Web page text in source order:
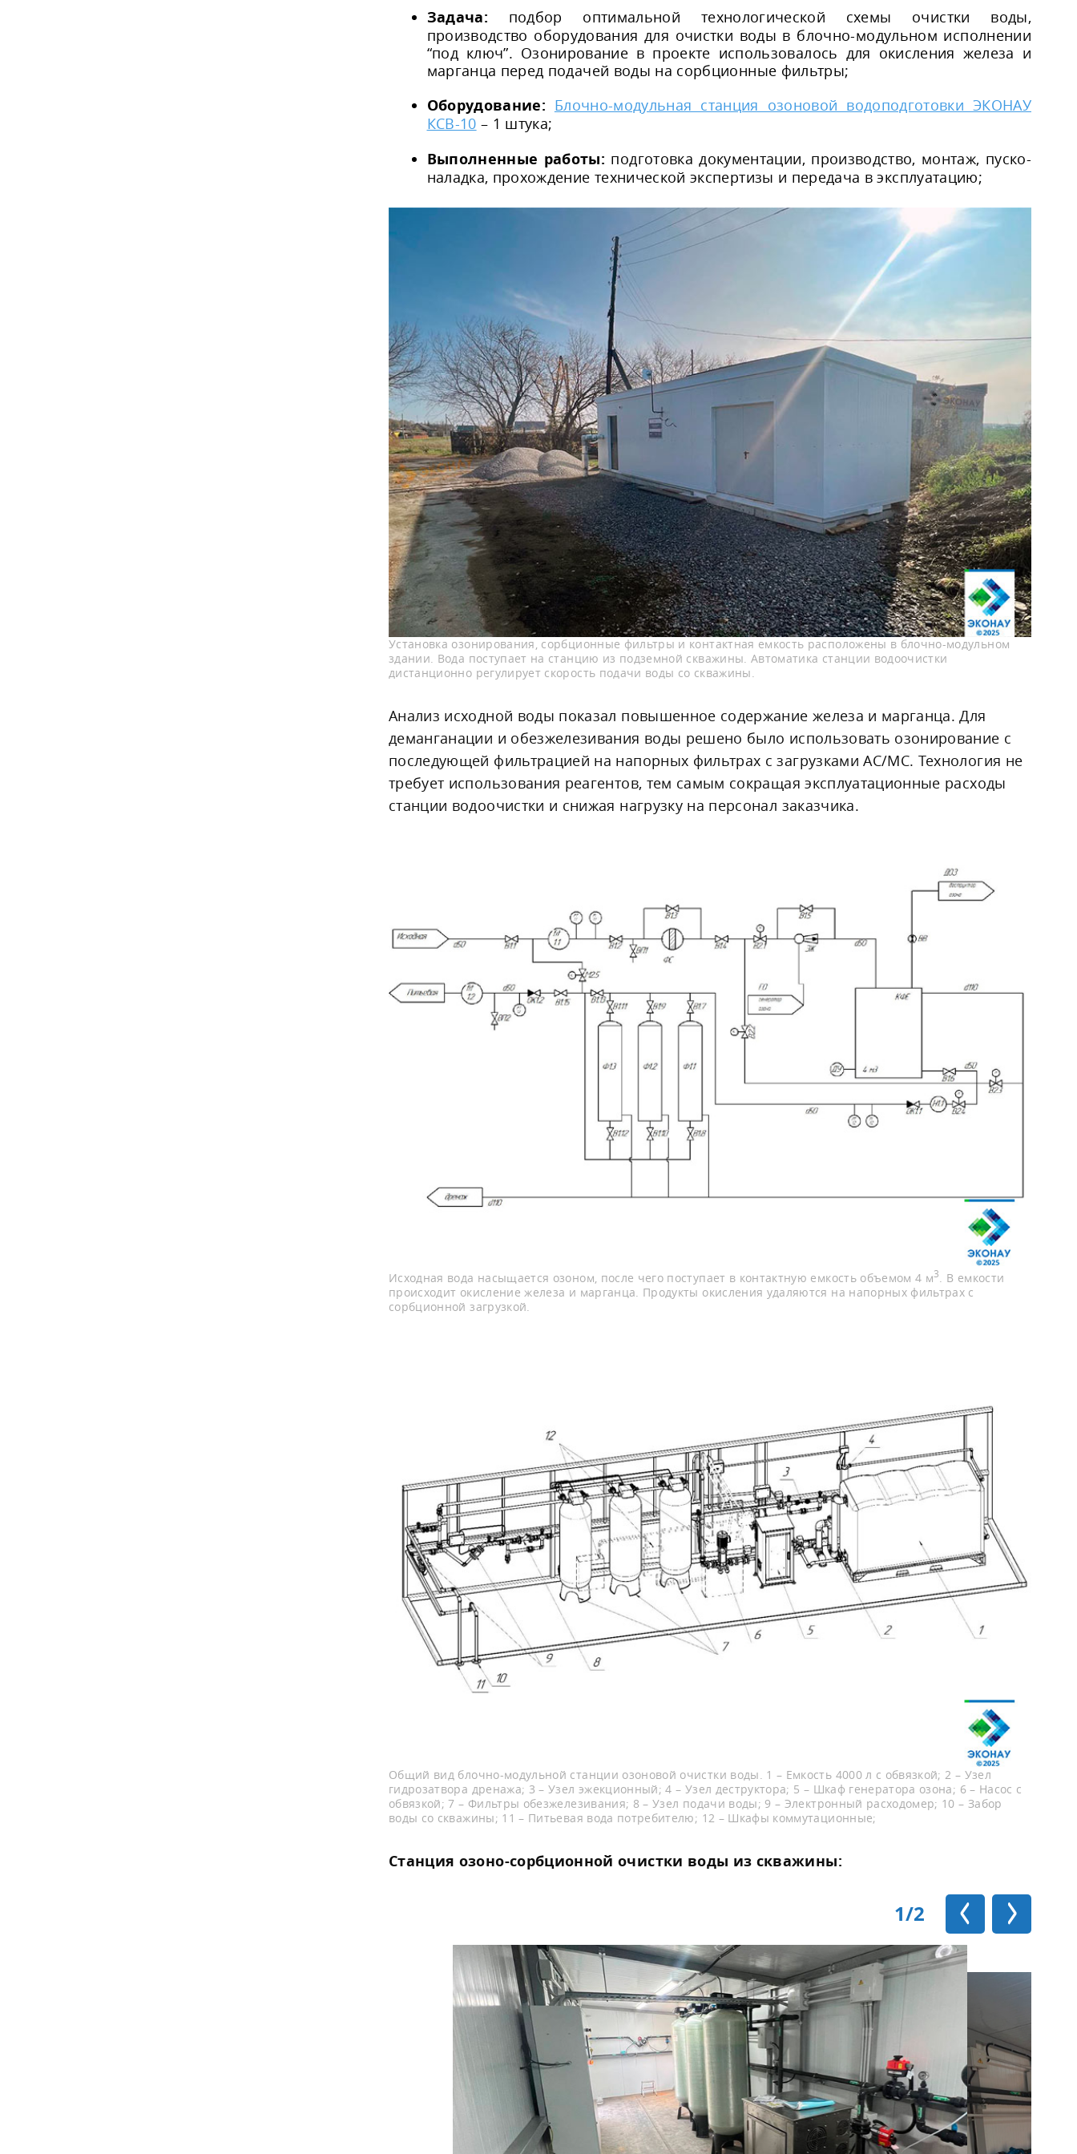
Задача: подбор оптимальной технологической схемы очистки воды,
производство оборудования для очистки воды в блочно-модульном исполнении
“под ключ”. Озонирование в проекте использовалось для окисления железа и
марганца перед подачей воды на сорбционные фильтры;
Оборудование: Блочно-модульная станция озоновой водоподготовки ЭКОНАУ
КСВ-10 – 1 штука;
Выполненные работы: подготовка документации, производство, монтаж, пуско-
наладка, прохождение технической экспертизы и передача в эксплуатацию;
Установка озонирования, сорбционные фильтры и контактная емкость расположены в блочно-модульном
здании. Вода поступает на станцию из подземной скважины. Автоматика станции водоочистки
дистанционно регулирует скорость подачи воды со скважины.
Анализ исходной воды показал повышенное содержание железа и марганца. Для
деманганации и обезжелезивания воды решено было использовать озонирование с
последующей фильтрацией на напорных фильтрах с загрузками АС/МС. Технология не
требует использования реагентов, тем самым сокращая эксплуатационные расходы
станции водоочистки и снижая нагрузку на персонал заказчика.
Исходная вода насыщается озоном, после чего поступает в контактную емкость объемом 4 м3. В емкости
происходит окисление железа и марганца. Продукты окисления удаляются на напорных фильтрах с
сорбционной загрузкой.
Общий вид блочно-модульной станции озоновой очистки воды. 1 – Емкость 4000 л с обвязкой; 2 – Узел
гидрозатвора дренажа; 3 – Узел эжекционный; 4 – Узел деструктора; 5 – Шкаф генератора озона; 6 – Насос с
обвязкой; 7 – Фильтры обезжелезивания; 8 – Узел подачи воды; 9 – Электронный расходомер; 10 – Забор
воды со скважины; 11 – Питьевая вода потребителю; 12 – Шкафы коммутационные;
Станция озоно-сорбционной очистки воды из скважины:
1/2